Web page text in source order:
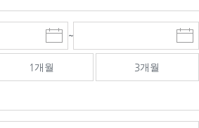
시
작
일
선
~
마
감
선
1개월 3개월